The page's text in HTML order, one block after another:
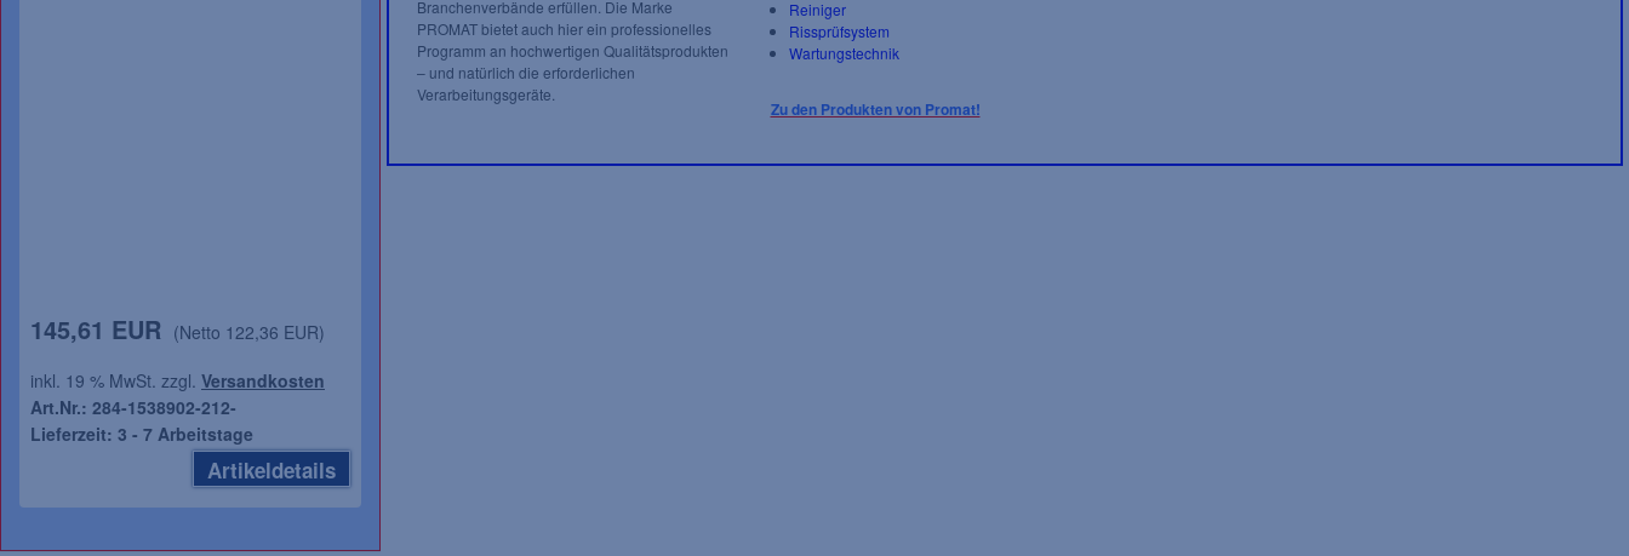
Branchenverbände erfüllen. Die Marke
PROMAT bietet auch hier ein professionelles
Programm an hochwertigen Qualitätsprodukten
– und natürlich die erforderlichen
Verarbeitungsgeräte.
Reiniger
Rissprüfsystem
Wartungstechnik
Zu den Produkten von Promat!
145,61 EUR (Netto 122,36 EUR)
inkl. 19 % MwSt. zzgl. Versandkosten
Art.Nr.: 284-1538902-212-
Lieferzeit: 3 - 7 Arbeitstage
Artikeldetails